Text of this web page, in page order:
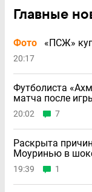
Главные
Фото «ПСЖ»
20:17
Футболиста
матча после
20:02 7
Раскрыта
Моуринью в
19:39 1